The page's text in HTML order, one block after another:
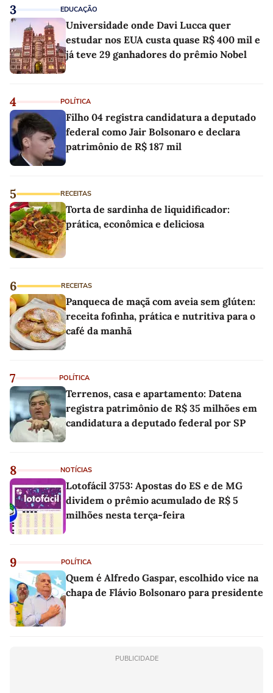
3 EDUCAÇÃO
Universidade onde Davi Lucca quer
estudar nos EUA custa quase R$ 400 mil e
já teve 29 ganhadores do prêmio Nobel
4 POLÍTICA
Filho 04 registra candidatura a deputado
federal como Jair Bolsonaro e declara
patrimônio de R$ 187 mil
5 RECEITAS
Torta de sardinha de liquidificador:
prática, econômica e deliciosa
6 RECEITAS
Panqueca de maçã com aveia sem glúten:
receita fofinha, prática e nutritiva para o
café da manhã
7 POLÍTICA
Terrenos, casa e apartamento: Datena
registra patrimônio de R$ 35 milhões em
candidatura a deputado federal por SP
8 NOTÍCIAS
Lotofácil 3753: Apostas do ES e de MG
dividem o prêmio acumulado de R$ 5
milhões nesta terça-feira
9 POLÍTICA
Quem é Alfredo Gaspar, escolhido vice na
chapa de Flávio Bolsonaro para presidente
PUBLICIDADE